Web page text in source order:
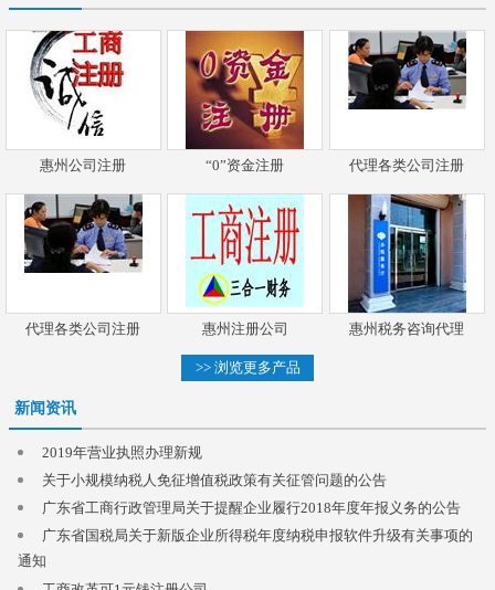
惠州公司注册 “0”资金注册 代理各类公司注册
代理各类公司注册 惠州注册公司 惠州税务咨询代理
>> 浏览更多产品
新闻资讯
2019年营业执照办理新规
关于小规模纳税人免征增值税政策有关征管问题的公告
广东省工商行政管理局关于提醒企业履行2018年度年报义务的公告
广东省国税局关于新版企业所得税年度纳税申报软件升级有关事项的
通知